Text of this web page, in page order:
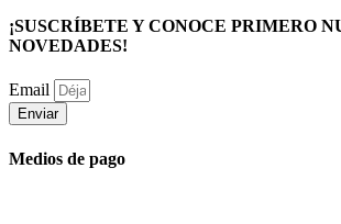
¡SUSCRÍBETE Y CONOCE PRIMERO
NOVEDADES!
Email
Enviar
Medios de pago